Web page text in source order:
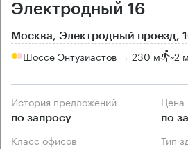
Электродный 16
Москва, Электродный проезд,
Шоссе Энтузиастов → 230 м ~2
История предложений
по запросу по
Класс офисов Тип